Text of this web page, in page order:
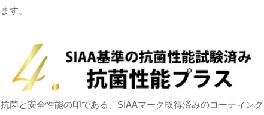
ます。
抗菌と安全性能の印である、SIAAマーク取得済みのコーティング